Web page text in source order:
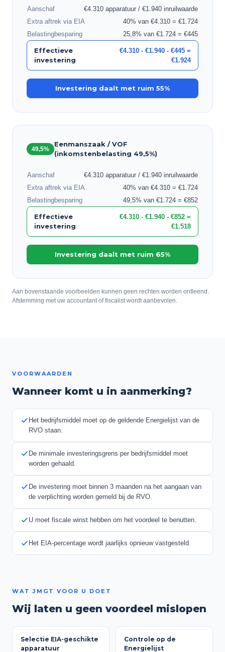
Aanschaf
€4.310 apparatuur / €1.940 inruilwaarde
Extra aftrek via EIA
40% van €4.310 = €1.724
Belastingbesparing
25,8% van €1.724 = €445
Effectieve
investering
€4.310 - €1.940 - €445 =
€1.924
Investering daalt met ruim 55%
49,5%
Eenmanszaak / VOF
(inkomstenbelasting 49,5%)
Aanschaf
€4.310 apparatuur / €1.940 inruilwaarde
Extra aftrek via EIA
40% van €4.310 = €1.724
Belastingbesparing
49,5% van €1.724 = €852
Effectieve
investering
€4.310 - €1.940 - €852 =
€1.518
Investering daalt met ruim 65%
Aan bovenstaande voorbeelden kunnen geen rechten worden ontleend.
Afstemming met uw accountant of fiscalist wordt aanbevolen.
VOORWAARDEN
Wanneer komt u in aanmerking?
Het bedrijfsmiddel moet op de geldende Energielijst van de
RVO staan.
De minimale investeringsgrens per bedrijfsmiddel moet
worden gehaald.
De investering moet binnen 3 maanden na het aangaan van
de verplichting worden gemeld bij de RVO.
U moet fiscale winst hebben om het voordeel te benutten.
Het EIA-percentage wordt jaarlijks opnieuw vastgesteld.
WAT JMGT VOOR U DOET
Wij laten u geen voordeel mislopen
Selectie EIA-geschikte
apparatuur
Controle op de
Energielijst